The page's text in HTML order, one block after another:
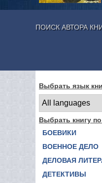
ПОИСК АВТОРА
Выбрать язык
Выбрать книгу
БОЕВИКИ
ВОЕННОЕ ДЕЛО
ДЕЛОВАЯ
ДЕТЕКТИВЫ